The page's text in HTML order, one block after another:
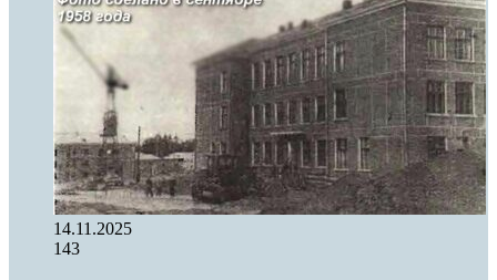
14.11.2025
143